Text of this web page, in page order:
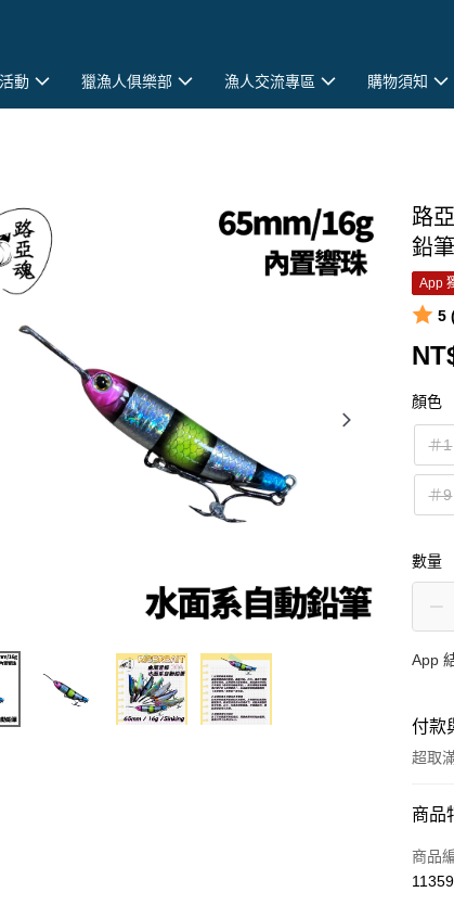
動 獵漁人俱樂部 漁人交流專區 購物須知
路
鉛
App
5
顏色
＃1
＃9
數量
App
付款
超取
付款
信用
商品
商品